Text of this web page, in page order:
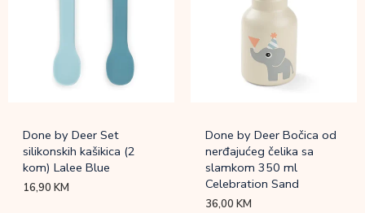
Done by Deer Set
silikonskih kašikica (2
kom) Lalee Blue
16,90KM
Done by Deer Bočica od
nerđajućeg čelika sa
slamkom 350 ml
Celebration Sand
36,00KM